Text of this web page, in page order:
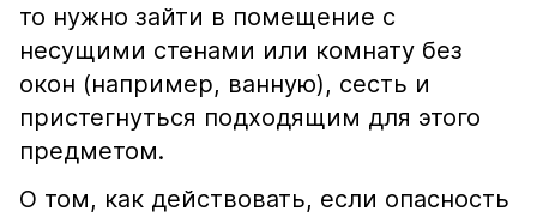
то нужно зайти в помещение с
несущими стенами или комнату без
окон (например, ванную), сесть и
пристегнуться подходящим для этого
предметом.
О том, как действовать, если опасность